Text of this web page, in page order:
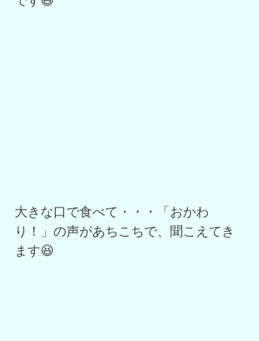
大きな口で食べて・・・「おかわ
り！」の声があちこちで、聞こえてき
ます😆